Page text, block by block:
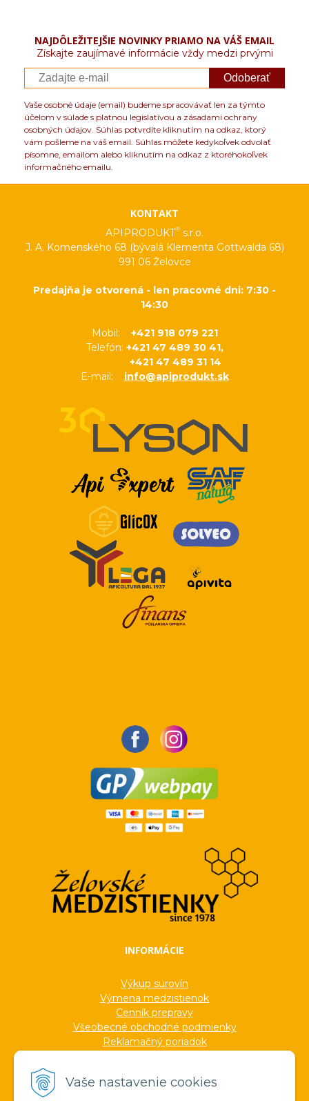
Vaše nastavenie cookies
NAJDÔLEŽITEJŠIE NOVINKY PRIAMO NA VÁŠ EMAIL
Získajte zaujímavé informácie vždy medzi prvými
Odoberať
Vaše osobné údaje (email) budeme spracovávať len za týmto
účelom v súlade s platnou legislatívou a zásadami ochrany
osobných údajov. Súhlas potvrdíte kliknutím na odkaz, ktorý
vám pošleme na váš email. Súhlas môžete kedykoľvek odvolať
písomne, emailom alebo kliknutím na odkaz z ktoréhokoľvek
informačného emailu.
KONTAKT
APIPRODUKT® s.r.o.
J. A. Komenského 68 (bývalá Klementa Gottwalda 68)
991 06 Želovce
Predajňa je otvorená - len pracovné dni: 7:30 -
14:30
Mobil: +421 918 079 221
Telefón: +421 47 489 30 41,
+421 47 489 31 14
E-mail: info@apiprodukt.sk
INFORMÁCIE
Výkup surovín
Výmena medzistienok
Cenník prepravy
Všeobecné obchodné podmienky
Reklamačný poriadok
Formuláre